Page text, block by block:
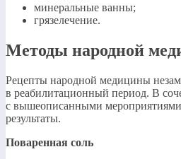
минеральные ванны;
грязелечение.
Методы народной
Рецепты народной медицины
в реабилитационный период. В
с вышеописанными
результаты.
Поваренная соль